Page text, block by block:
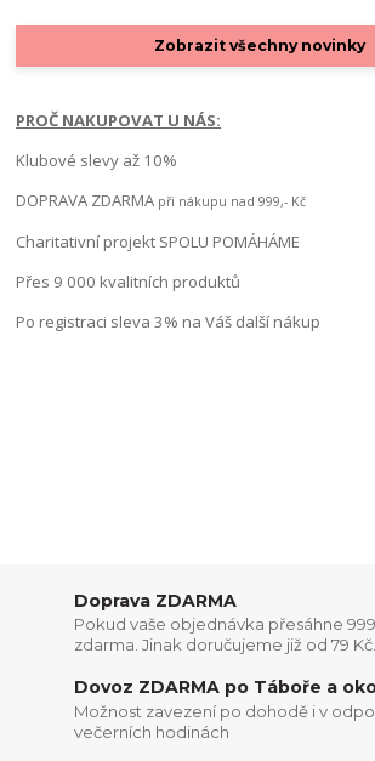
Zobrazit všechny novinky
PROČ NAKUPOVAT U NÁS:
Klubové slevy až 10%
DOPRAVA ZDARMA při nákupu nad 999,- Kč
Charitativní projekt SPOLU POMÁHÁME
Přes 9 000 kvalitních produktů
Po registraci sleva 3% na Váš další nákup
Doprava ZDARMA
Pokud vaše objednávka přesáhne
zdarma. Jinak doručujeme již od 79 Kč.
Dovoz ZDARMA po Táboře a
Možnost zavezení po dohodě i v
večerních hodinách